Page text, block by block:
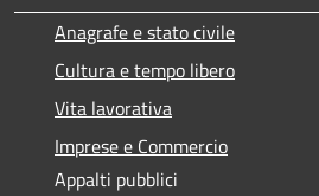
Anagrafe e stato civile
Cultura e tempo libero
Vita lavorativa
Imprese e Commercio
Appalti pubblici